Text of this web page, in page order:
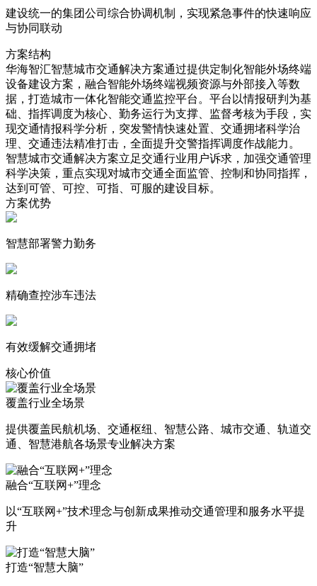
建设统一的集团公司综合协调机制，实现紧急事件的快速响应
与协同联动
方案结构
华海智汇智慧城市交通解决方案通过提供定制化智能外场终端
设备建设方案，融合智能外场终端视频资源与外部接入等数
据，打造城市一体化智能交通监控平台。平台以情报研判为基
础、指挥调度为核心、勤务运行为支撑、监督考核为手段，实
现交通情报科学分析，突发警情快速处置、交通拥堵科学治
理、交通违法精准打击，全面提升交警指挥调度作战能力。
智慧城市交通解决方案立足交通行业用户诉求，加强交通管理
科学决策，重点实现对城市交通全面监管、控制和协同指挥，
达到可管、可控、可指、可服的建设目标。
方案优势
智慧部署警力勤务
精确查控涉车违法
有效缓解交通拥堵
核心价值
覆盖行业全场景
提供覆盖民航机场、交通枢纽、智慧公路、城市交通、轨道交
通、智慧港航各场景专业解决方案
融合“互联网+”理念
以“互联网+”技术理念与创新成果推动交通管理和服务水平提
升
打造“智慧大脑”